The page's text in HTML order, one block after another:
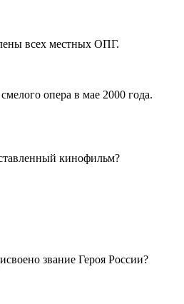
всех местных ОПГ.
опера в мае 2000 года.
кинофильм?
звание Героя России?